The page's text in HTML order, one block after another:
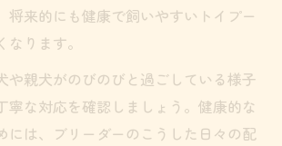
将来的にも健康で飼いやすいトイプー
なります。
や親犬がのびのびと過ごしている様子
寧な対応を確認しましょう。健康的な
には、ブリーダーのこうした日々の配